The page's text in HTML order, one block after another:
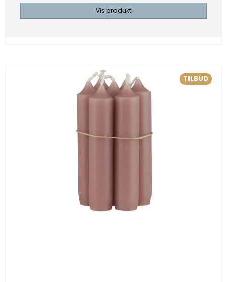
Vis produkt
TILBUD